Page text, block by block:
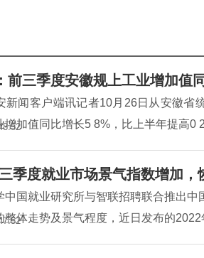
前三季度安徽规上工业增加值
新闻客户端讯记者10月26日从安徽省
增加值同比增长5 8%，比上半年提高0
季度就业市场景气指数增加，
中国就业研究所与智联招聘联合推出中
整体走势及景气程度，近日发布的2022